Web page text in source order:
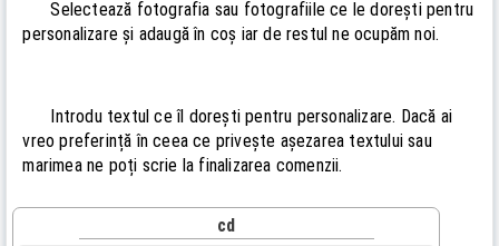
Selectează fotografia sau fotografiile ce le dorești pentru
personalizare și adaugă în coș iar de restul ne ocupăm noi.
Introdu textul ce îl dorești pentru personalizare. Dacă ai
vreo preferință în ceea ce privește așezarea textului sau
marimea ne poți scrie la finalizarea comenzii.
cd